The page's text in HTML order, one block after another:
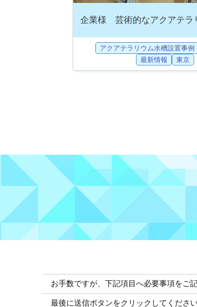
企業様 芸術的なアクアテラ
アクアテラリウム水槽設置事例
最新情報
東京
お手数ですが、下記項目へ必要事項をご
最後に送信ボタンをクリックしてください